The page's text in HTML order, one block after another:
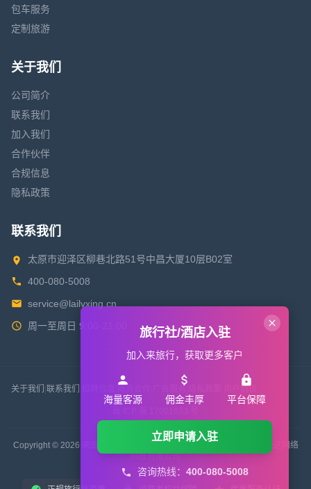
包车服务
定制旅游
关于我们
公司简介
联系我们
加入我们
合作伙伴
合规信息
隐私政策
联系我们
太原市迎泽区柳巷北路51号中昌大厦10层B02室
400-080-5008
service@lailvxing.cn
周一至周日 9:00-21:00
关于我们 联系我们 用户协议
Copyright © 2026 来旅行旅游网 All Rights Reserved. 版权所有 山西来这网络
科技有限公司
旅行社/酒店入驻
加入来旅行，获取更多客户
海量客源 佣金丰厚 平台保障
立即申请入驻
咨询热线： 400-080-5008